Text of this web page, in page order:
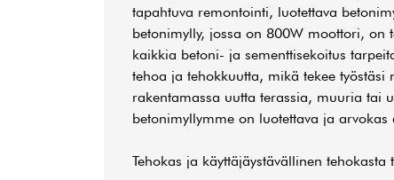
tapahtuva remontointi, luotettava
betonimylly, jossa on 800W moottori, on
kaikkia betoni- ja sementtisekoitus
tehoa ja tehokkuutta, mikä tekee
rakentamassa uutta terassia, muuria tai
betonimyllymme on luotettava ja
Tehokas ja käyttäjäystävällinen tehokasta